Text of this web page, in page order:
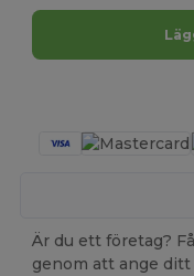
Är du ett företag?
genom att ange